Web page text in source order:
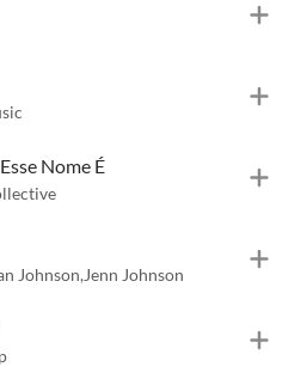
Nome É
Johnson,Jenn Johnson